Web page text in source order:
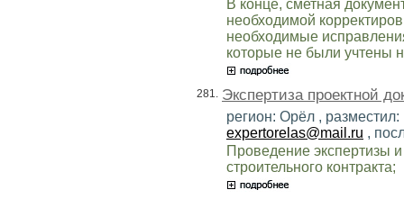
В конце, сметная
необходимой
необходимые
которые не были учтены
281. Экспертиза проектной
регион: Орёл ,
expertorelas@mail.ru ,
Проведение экспертизы
строительного контракта;